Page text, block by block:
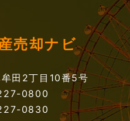
売却ナビ
田2丁目10番5号
0800
0830